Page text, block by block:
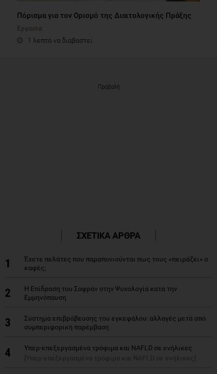
Πόρισμα για τον Ορισμό της Διαιτολογικής Πράξης
Εργασία
1 λεπτό να διαβαστεί
Προβολή
ΣΧΕΤΙΚΑ ΑΡΘΡΑ
1
Έχετε πελάτες που παραπονιούνται πως τους «πειράζει» ο
καφές;
2
Η Επίδραση του Σαφράν στην Ψυχολογία κατα την
Εμμηνόπαυση
3
Σύστημα επιβράβευσης του εγκεφάλου: αλλαγές μετά από
συμπεριφορική παρέμβαση
4
Υπερ-επεξεργασμένα τρόφιμα και NAFLD σε ενήλικες
[Υπερ-επεξεργασμένα τρόφιμα και NAFLD σε ενήλικες]